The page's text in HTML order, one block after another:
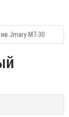
Jmary MT-30